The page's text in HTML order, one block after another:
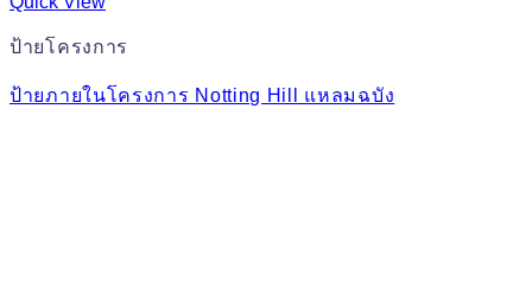
ป้ายโครงการ
ป้ายภายในโครงการ Notting Hill แหลมฉบัง